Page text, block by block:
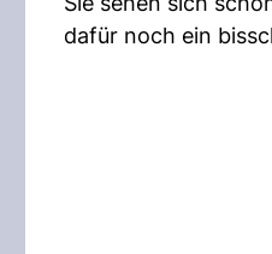
dafür noch ein